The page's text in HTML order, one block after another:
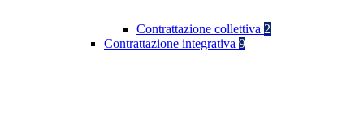
Contrattazione collettiva 2
Contrattazione integrativa 9